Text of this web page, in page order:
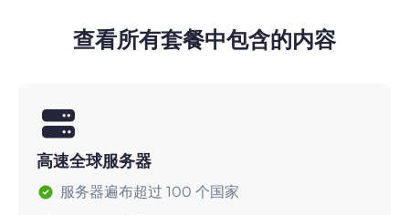
查看所有套餐中包含的内容
高速全球服务器
服务器遍布超过 100 个国家